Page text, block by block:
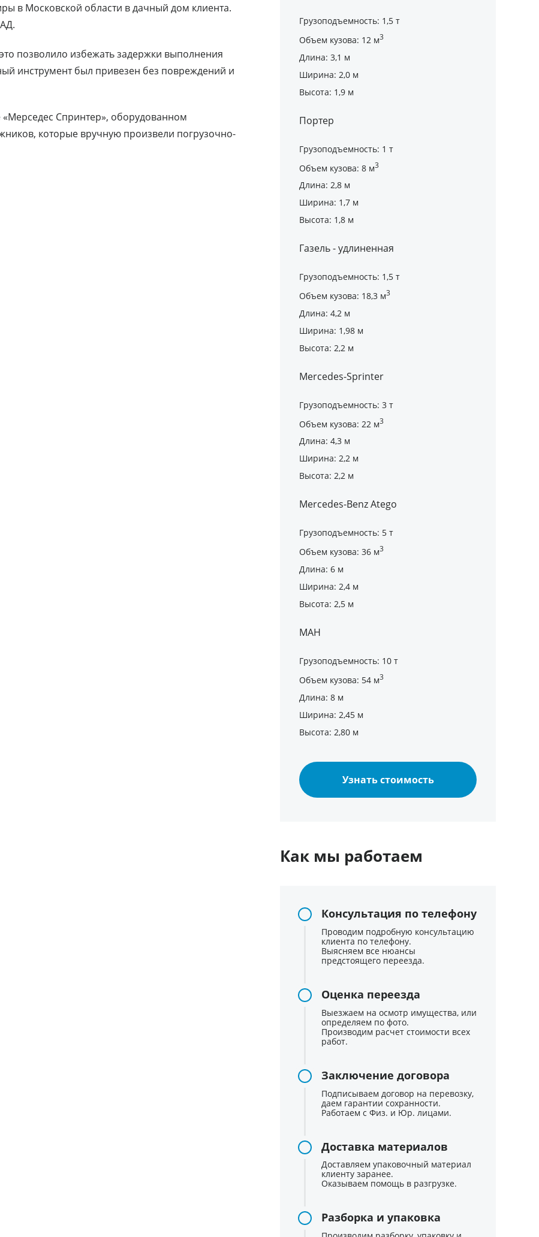
в Московской области в дачный дом клиента.
позволило избежать задержки выполнения
инструмент был привезен без повреждений и
Спринтер», оборудованном
которые вручную произвели погрузочно-
Грузоподъемность: 1,5 т
Объем кузова: 12 м3
Длина: 3,1 м
Ширина: 2,0 м
Высота: 1,9 м
Портер
Грузоподъемность: 1 т
Объем кузова: 8 м3
Длина: 2,8 м
Ширина: 1,7 м
Высота: 1,8 м
Газель - удлиненная
Грузоподъемность: 1,5 т
Объем кузова: 18,3 м3
Длина: 4,2 м
Ширина: 1,98 м
Высота: 2,2 м
Mercedes-Sprinter
Грузоподъемность: 3 т
Объем кузова: 22 м3
Длина: 4,3 м
Ширина: 2,2 м
Высота: 2,2 м
Mercedes-Benz Atego
Грузоподъемность: 5 т
Объем кузова: 36 м3
Длина: 6 м
Ширина: 2,4 м
Высота: 2,5 м
МАН
Грузоподъемность: 10 т
Объем кузова: 54 м3
Длина: 8 м
Ширина: 2,45 м
Высота: 2,80 м
Узнать стоимость
Как мы работаем
Консультация по телефону
Проводим подробную консультацию
клиента по телефону.
Выясняем все нюансы
предстоящего переезда.
Оценка переезда
Выезжаем на осмотр имущества, или
определяем по фото.
Производим расчет стоимости всех
работ.
Заключение договора
Подписываем договор на перевозку,
даем гарантии сохранности.
Работаем с Физ. и Юр. лицами.
Доставка материалов
Доставляем упаковочный материал
клиенту заранее.
Оказываем помощь в разгрузке.
Разборка и упаковка